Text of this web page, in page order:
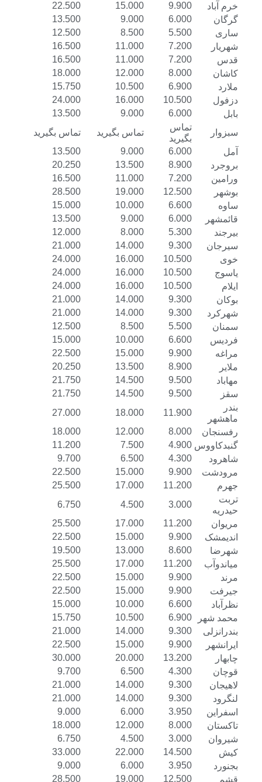
خرم آباد 9.900
15.000
22.500
گرگان
6.000
9.000
13.500
ساری
5.500
8.500
12.500
شهریار
7.200
11.000
16.500
قدس
7.200
11.000
16.500
کاشان
8.000
12.000
18.000
ملارد
6.900
10.500
15.750
دزفول
10.500
16.000
24.000
بابل
6.000
9.000
13.500
سبزوار
تماس
بگیرید
تماس بگیرید
تماس بگیرید
6.000
9.000
13.500
بروجرد
8.900
13.500
20.250
ورامین
7.200
11.000
16.500
بوشهر
12.500
19.000
28.500
ساوه
6.600
10.000
15.000
قائمشهر
6.000
9.000
13.500
بیرجند
5.300
8.000
12.000
سیرجان
9.300
14.000
21.000
خوی
10.500
16.000
24.000
یاسوج
10.500
16.000
24.000
ایلام
10.500
16.000
24.000
بوکان
9.300
14.000
21.000
شهرکرد
9.300
14.000
21.000
سمنان
5.500
8.500
12.500
فردیس
6.600
10.000
15.000
مراغه
9.900
15.000
22.500
ملایر
8.900
13.500
20.250
مهاباد
9.500
14.500
21.750
سقز
9.500
14.500
21.750
بندر
ماهشهر
11.900
18.000
27.000
رفسنجان
8.000
12.000
18.000
گنبدکاووس 4.900
7.500
11.200
شاهرود
4.300
6.500
9.700
مرودشت
9.900
15.000
22.500
جهرم
11.200
17.000
25.500
تربت
حیدریه
3.000
4.500
6.750
مریوان
11.200
17.000
25.500
اندیمشک
9.900
15.000
22.500
شهرضا
8.600
13.000
19.500
میاندوآب
11.200
17.000
25.500
مرند
9.900
15.000
22.500
جیرفت
9.900
15.000
22.500
نظرآباد
6.600
10.000
15.000
محمد شهر 6.900
10.500
15.750
بندرانزلی
9.300
14.000
21.000
ایرانشهر
9.900
15.000
22.500
چابهار
13.200
20.000
30.000
قوچان
4.300
6.500
9.700
لاهیجان
9.300
14.000
21.000
لنگرود
9.300
14.000
21.000
اسفراین
3.950
6.000
9.000
تاکستان
8.000
12.000
18.000
شیروان
3.000
4.500
6.750
کیش
14.500
22.000
33.000
بجنورد
3.950
6.000
9.000
قشم
12.500
19.000
28.500